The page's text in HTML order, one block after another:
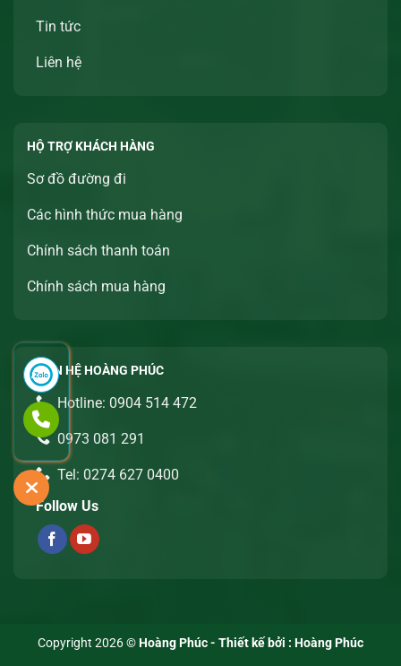
Tin tức
Liên hệ
HỘ TRỢ KHÁCH HÀNG
Sơ đồ đường đi
Các hình thức mua hàng
Chính sách thanh toán
Chính sách mua hàng
LIÊN HỆ HOÀNG PHÚC
Hotline: 0904 514 472
0973 081 291
Tel: 0274 627 0400
Follow Us
Copyright 2026 ©Hoàng Phúc - Thiết kế bởi : Hoàng Phúc